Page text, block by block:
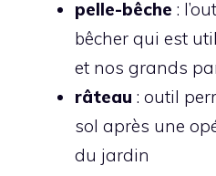
pelle-bêche :
bêcher qui est
et nos grands
râteau : outil
sol après une
du jardin